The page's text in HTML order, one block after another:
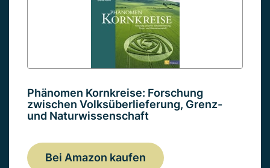
Phänomen Kornkreise: Forschung
zwischen Volksüberlieferung, Grenz-
und Naturwissenschaft
Bei Amazon kaufen